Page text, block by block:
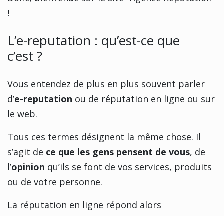
!
L’e-reputation : qu’est-ce que
c’est ?
Vous entendez de plus en plus souvent parler
d’e-reputation ou de réputation en ligne ou sur
le web.
Tous ces termes désignent la même chose. Il
s’agit de ce que les gens pensent de vous, de
l’opinion qu’ils se font de vos services, produits
ou de votre personne.
La réputation en ligne répond alors